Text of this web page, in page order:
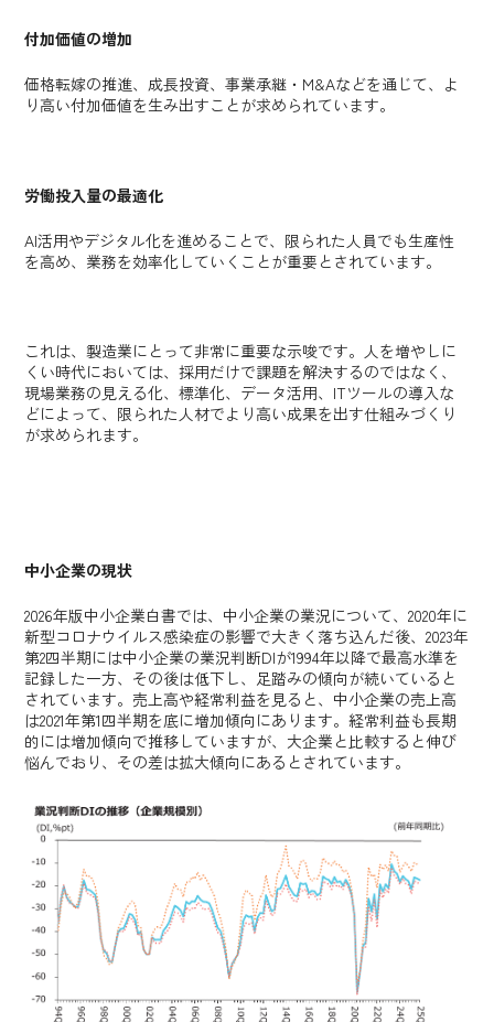
付加価値の増加
価格転嫁の推進、成長投資、事業承継・M&Aなどを通じて、よ
り高い付加価値を生み出すことが求められています。
労働投入量の最適化
AI活用やデジタル化を進めることで、限られた人員でも生産性
を高め、業務を効率化していくことが重要とされています。
これは、製造業にとって非常に重要な示唆です。人を増やしに
くい時代においては、採用だけで課題を解決するのではなく、
現場業務の見える化、標準化、データ活用、ITツールの導入な
どによって、限られた人材でより高い成果を出す仕組みづくり
が求められます。
中小企業の現状
2026年版中小企業白書では、中小企業の業況について、2020年に
新型コロナウイルス感染症の影響で大きく落ち込んだ後、2023年
第2四半期には中小企業の業況判断DIが1994年以降で最高水準を
記録した一方、その後は低下し、足踏みの傾向が続いていると
されています。売上高や経常利益を見ると、中小企業の売上高
は2021年第1四半期を底に増加傾向にあります。経常利益も長期
的には増加傾向で推移していますが、大企業と比較すると伸び
悩んでおり、その差は拡大傾向にあるとされています。